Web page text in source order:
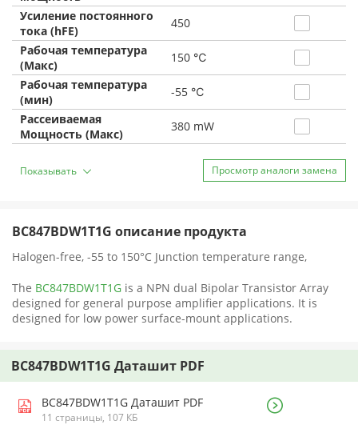
Усиление постоянного
тока (hFE)
450
Рабочая температура
(Макс)
150 ℃
Рабочая температура
(мин)
-55 ℃
Рассеиваемая
Мощность (Макс)
380 mW
Показывать Просмотр аналоги замена
BC847BDW1T1G описание продукта
Halogen-free, -55 to 150°C Junction temperature range,
The BC847BDW1T1G is a NPN dual Bipolar Transistor Array
designed for general purpose amplifier applications. It is
designed for low power surface-mount applications.
BC847BDW1T1G Даташит PDF
BC847BDW1T1G Даташит PDF
11 страницы, 107 КБ